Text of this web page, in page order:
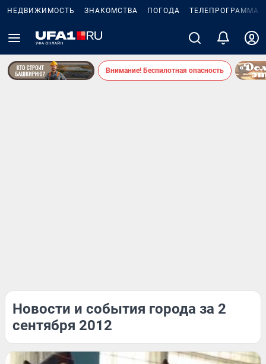
НЕДВИЖИМОСТЬ ЗНАКОМСТВА ПОГОДА ТЕЛЕПРОГРАММА
Внимание! Беспилотная опасность
Новости и события города за 2
сентября 2012